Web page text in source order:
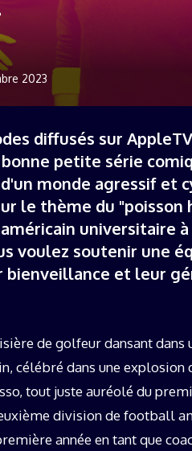
2023
diffusés sur
petite série
monde agressif et
le thème du
universitaire
voulez soutenir une
bienveillance et leur
de golfeur dansant
célébré dans une explosion
tout juste auréolé du
division de football
année en tant que